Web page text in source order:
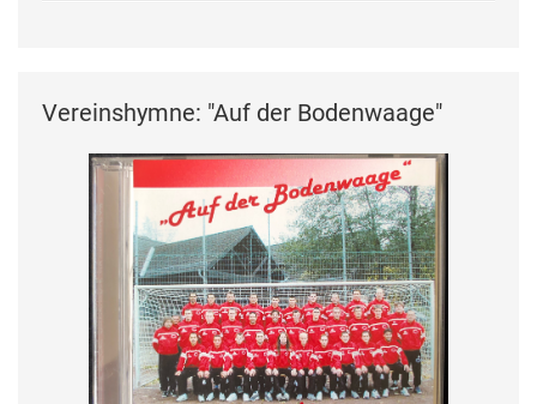
Vereinshymne: "Auf der Bodenwaage"